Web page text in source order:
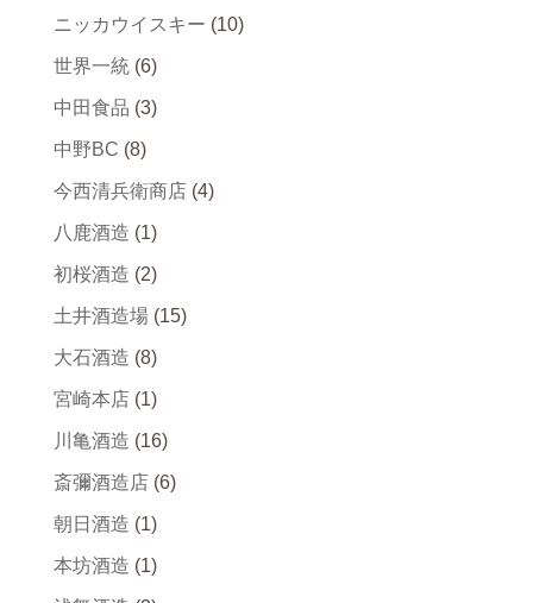
ニッカウイスキー (10)
世界一統 (6)
中田食品 (3)
中野BC (8)
今西清兵衛商店 (4)
八鹿酒造 (1)
初桜酒造 (2)
土井酒造場 (15)
大石酒造 (8)
宮崎本店 (1)
川亀酒造 (16)
斎彌酒造店 (6)
朝日酒造 (1)
本坊酒造 (1)